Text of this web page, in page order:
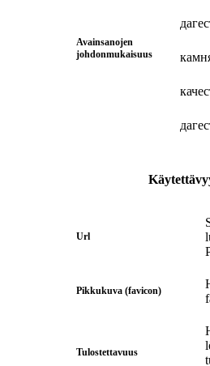
Avainsanojen
johdonmukaisuus
Url
Pikkukuva (favicon)
Tulostettavuus